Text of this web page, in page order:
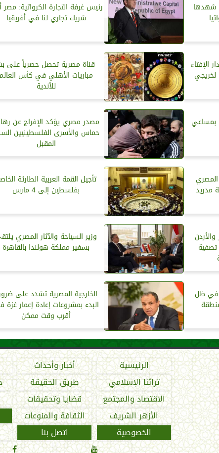
شهدها
رئيس غرفة التجارة الكرواتية:
شريك تجاري لنا في أفريقيا
الإفتاء
لخريجي
قناة مصرية تحصل حصرياً على
مباريات الأهلي في كأس العالم
للأندية
بمساعي
مصدر مصري يؤكد الإفراج عن
حماس والأسرى الفلسطينيين
المقبل
مدريد
تأجيل القمة العربية الطارئة
بفلسطين إلى 4 مارس
وزير السياحة والآثار المصري
بسفير مملكة هولندا بالقاهرة
في ظل
الخارجية المصرية تشدد على
البدء بمشروعات إعادة إعمار غزة
أقرب وقت ممكن
الرئيسية أخبار وأحداث
تراثنا الإسلامي
طريق الحقيقة
الاقتصاد والمجتمع
قضايا وتحقيقات
الأزهر الشريف
الثقافة والمنوعات
الخصوصية
اتصل بنا

